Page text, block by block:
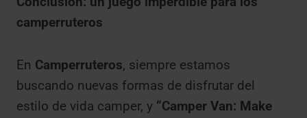
camperruteros
En Camperruteros, siempre estamos
buscando nuevas formas de disfrutar del
estilo de vida camper, y “Camper Van: Make